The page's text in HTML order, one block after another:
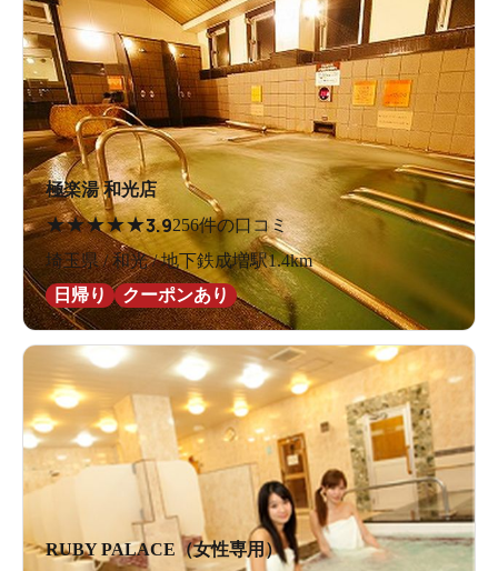
極楽湯 和光店
★★★★★3.9256件の口コミ
埼玉県 / 和光 / 地下鉄成増駅1.4km
日帰り
クーポンあり
RUBY PALACE（女性専用）